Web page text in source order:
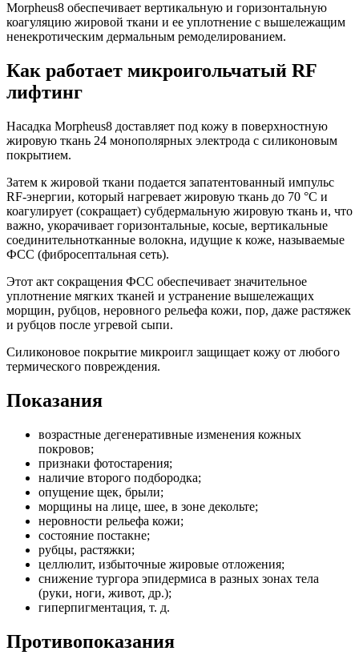
Morpheus8 обеспечивает вертикальную и горизонтальную
коагуляцию жировой ткани и ее уплотнение с вышележащим
ненекротическим дермальным ремоделированием.
Как работает микроигольчатый RF
лифтинг
Насадка Morpheus8 доставляет под кожу в поверхностную
жировую ткань 24 монополярных электрода с силиконовым
покрытием.
Затем к жировой ткани подается запатентованный импульс
RF-энергии, который нагревает жировую ткань до 70 °С и
коагулирует (сокращает) субдермальную жировую ткань и, что
важно, укорачивает горизонтальные, косые, вертикальные
соединительнотканные волокна, идущие к коже, называемые
ФСС (фибросептальная сеть).
Этот акт сокращения ФСС обеспечивает значительное
уплотнение мягких тканей и устранение вышележащих
морщин, рубцов, неровного рельефа кожи, пор, даже растяжек
и рубцов после угревой сыпи.
Силиконовое покрытие микроигл защищает кожу от любого
термического повреждения.
Показания
возрастные дегенеративные изменения кожных
покровов;
признаки фотостарения;
наличие второго подбородка;
опущение щек, брыли;
морщины на лице, шее, в зоне декольте;
неровности рельефа кожи;
состояние постакне;
рубцы, растяжки;
целлюлит, избыточные жировые отложения;
снижение тургора эпидермиса в разных зонах тела
(руки, ноги, живот, др.);
гиперпигментация, т. д.
Противопоказания